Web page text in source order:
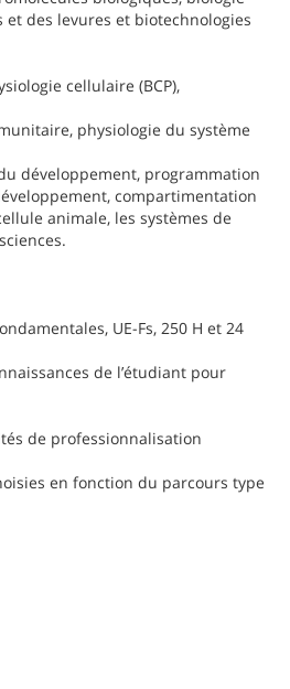
des levures et biotechnologies
cellulaire (BCP),
physiologie du système
développement, programmation
compartimentation
animale, les systèmes de
UE-Fs, 250 H et 24
de l’étudiant pour
de professionnalisation
en fonction du parcours type